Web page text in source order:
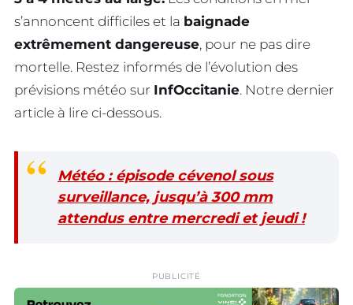
s’annoncent difficiles et la baignade
extrêmement dangereuse, pour ne pas dire
mortelle. Restez informés de l’évolution des
prévisions météo sur InfOccitanie. Notre dernier
article à lire ci-dessous.
Météo : épisode cévenol sous
surveillance, jusqu’à 300 mm
attendus entre mercredi et jeudi !
PUBLICITÉ